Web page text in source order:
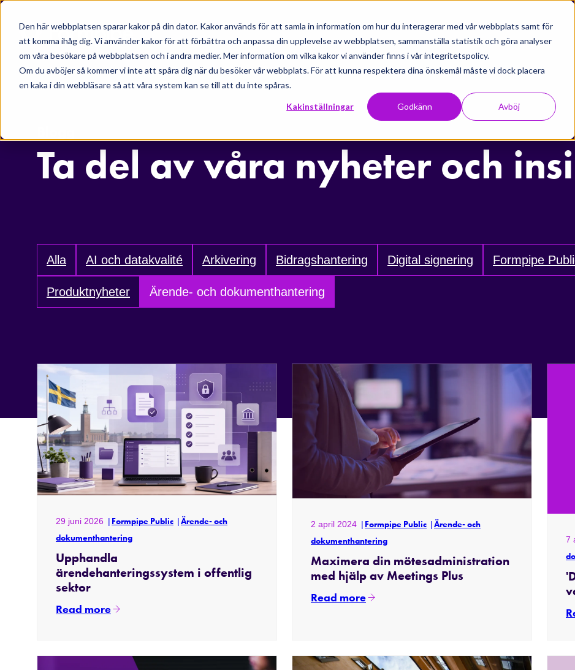
Den här webbplatsen sparar kakor på din dator. Kakor används för att samla in information om hur du interagerar med vår webbplats samt för
att komma ihåg dig. Vi använder kakor för att förbättra och anpassa din upplevelse av webbplatsen, sammanställa statistik och göra analyser
om våra besökare på webbplatsen och i andra medier. Mer information om vilka kakor vi använder finns i vår integritetspolicy.
Om du avböjer så kommer vi inte att spåra dig när du besöker vår webbplats. För att kunna respektera dina önskemål måste vi dock placera
en kaka i din webbläsare så att våra system kan se till att du inte spåras.
Kakinställningar Godkänn Avböj
Skip to main content
Ta del av våra nyheter och
Alla AI och datakvalité Arkivering Bidragshantering Digital signering Formpipe
Produktnyheter Ärende- och dokumenthantering
29 juni 2026 Formpipe Public
Ärende- och
dokumenthantering
Upphandla
ärendehanteringssystem i offentlig
sektor
Read more
2 april 2024 Formpipe Public
Ärende- och
dokumenthantering
Maximera din mötesadministration
med hjälp av Meetings Plus
Read more
7